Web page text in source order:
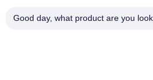
Good day, what product are you